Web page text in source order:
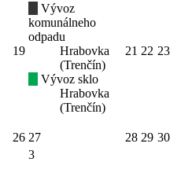
19
Vývoz
komunálneho
odpadu
Hrabovka
(Trenčín)
Vývoz sklo
Hrabovka
(Trenčín)
21 22 23
26 27 28 29 30
3